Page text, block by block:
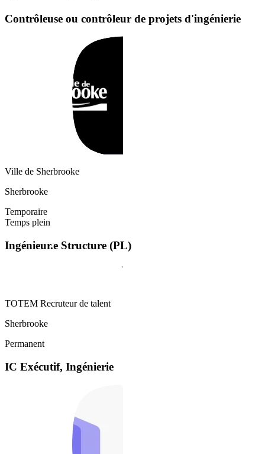
Contrôleuse ou contrôleur de projets d'ingénierie
Ville de Sherbrooke
Sherbrooke
Temporaire
Temps plein
Ingénieur.e Structure (PL)
TOTEM Recruteur de talent
Sherbrooke
Permanent
IC Exécutif, Ingénierie